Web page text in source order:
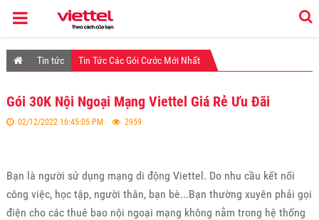
Tin tức Tin Tức Các Gói Cước Mới Nhất
Gói 30K Nội Ngoại Mạng Viettel Giá Rẻ Ưu Đãi
02/12/2022 16:45:05 PM 2959
Bạn là người sử dụng mạng di động Viettel. Do nhu cầu kết nối
công việc, học tập, người thân, bạn bè...Bạn thường xuyên phải gọi
điện cho các thuê bao nội ngoại mạng không nằm trong hệ thống